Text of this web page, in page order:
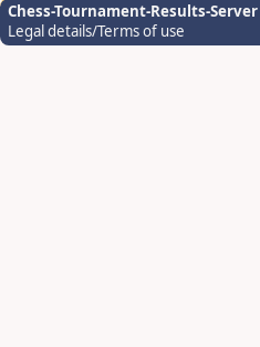
Chess-Tournament-Results-Server
Legal details/Terms of use